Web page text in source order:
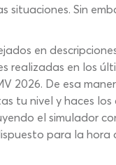
situaciones. Sin
en
realizadas en los
2026. De esa
tu nivel y haces
el simulador
para la hora